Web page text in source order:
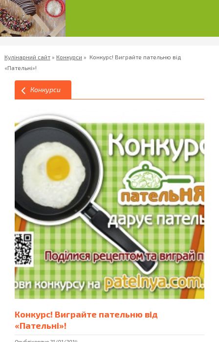
Кулінарний сайт» Конкурси » Конкурс! Виграйте пательню від
«Пательні»!
Конкурси
Конкурс! Виграйте пательню від
«Пательні»!